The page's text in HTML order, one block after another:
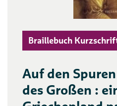
Braillebuch
Auf den
des Großen :